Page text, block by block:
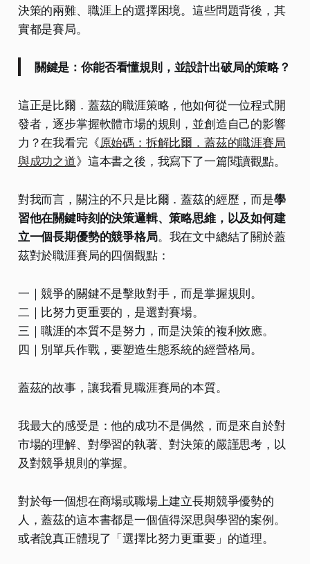
決策的兩難、職涯上的選擇困境。這些問題背後，其
實都是賽局。
關鍵是：你能否看懂規則，並設計出破局的策略？
這正是比爾．蓋茲的職涯策略，他如何從一位程式開
發者，逐步掌握軟體市場的規則，並創造自己的影響
力？在我看完《原始碼：拆解比爾．蓋茲的職涯賽局
與成功之道》這本書之後，我寫下了一篇閱讀觀點。
對我而言，關注的不只是比爾．蓋茲的經歷，而是學
習他在關鍵時刻的決策邏輯、策略思維，以及如何建
立一個長期優勢的競爭格局。我在文中總結了關於蓋
茲對於職涯賽局的四個觀點：
一｜競爭的關鍵不是擊敗對手，而是掌握規則。
二｜比努力更重要的，是選對賽場。
三｜職涯的本質不是努力，而是決策的複利效應。
四｜別單兵作戰，要塑造生態系統的經營格局。
蓋茲的故事，讓我看見職涯賽局的本質。
我最大的感受是：他的成功不是偶然，而是來自於對
市場的理解、對學習的執著、對決策的嚴謹思考，以
及對競爭規則的掌握。
對於每一個想在商場或職場上建立長期競爭優勢的
人，蓋茲的這本書都是一個值得深思與學習的案例。
或者說真正體現了「選擇比努力更重要」的道理。